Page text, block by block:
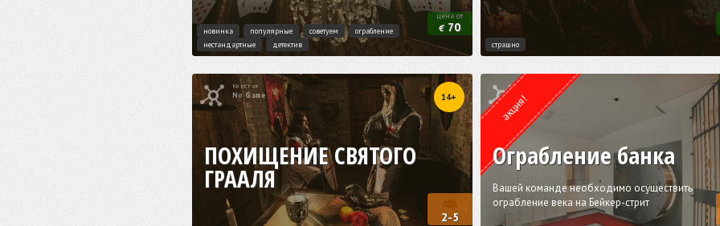
цена от
€ 70
новинка популярные советуем
ограбление
нестандартные
детектив страшно
Квест от
No Game 14+
2-5
ПОХИЩЕНИЕ СВЯТОГО
ГРААЛЯ
ESCAPE.LV
акция!
Ограбление банка
Вашей команде необходимо осуществить
ограбление века на Бейкер-стрит